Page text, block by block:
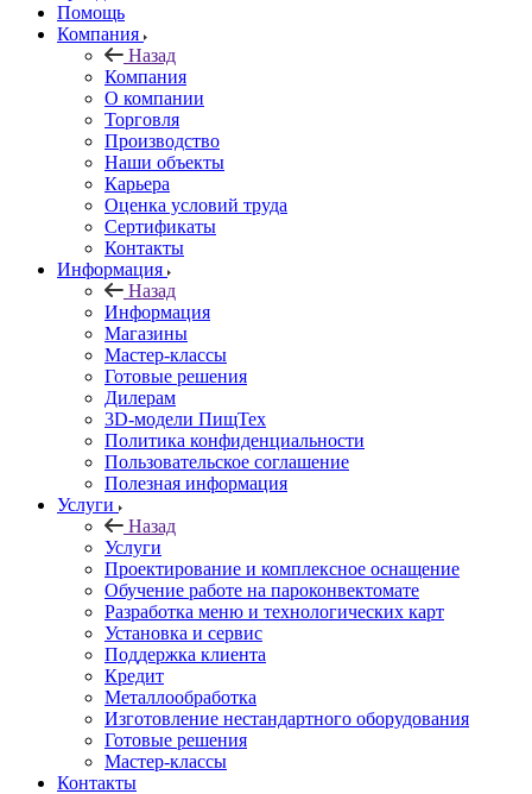
Помощь
Компания
Назад
Компания
О компании
Торговля
Производство
Наши объекты
Карьера
Оценка условий труда
Сертификаты
Контакты
Информация
Назад
Информация
Магазины
Мастер-классы
Готовые решения
Дилерам
3D-модели ПищТех
Политика конфиденциальности
Пользовательское соглашение
Полезная информация
Услуги
Назад
Услуги
Проектирование и комплексное оснащение
Обучение работе на пароконвектомате
Разработка меню и технологических карт
Установка и сервис
Поддержка клиента
Кредит
Металлообработка
Изготовление нестандартного оборудования
Готовые решения
Мастер-классы
Контакты